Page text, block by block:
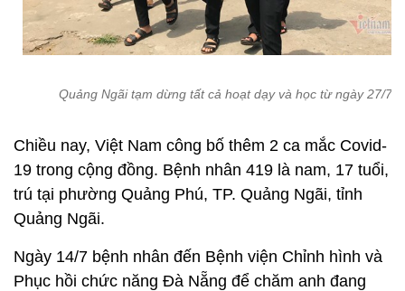
Quảng Ngãi tạm dừng tất cả hoạt dạy và học từ ngày 27/7
Chiều nay, Việt Nam công bố thêm 2 ca mắc Covid-
19 trong cộng đồng. Bệnh nhân 419 là nam, 17 tuổi,
trú tại phường Quảng Phú, TP. Quảng Ngãi, tỉnh
Quảng Ngãi.
Ngày 14/7 bệnh nhân đến Bệnh viện Chỉnh hình và
Phục hồi chức năng Đà Nẵng để chăm anh đang